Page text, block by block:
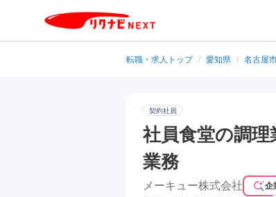
転職・求人トップ / 愛知県 / 名古屋
契約社員
社員食堂の調理
業務
メーキュー株式会社 企